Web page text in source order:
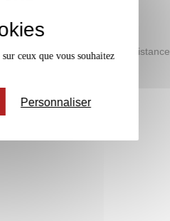
Accessible à distance
ceux que vous souhaitez
Personnaliser